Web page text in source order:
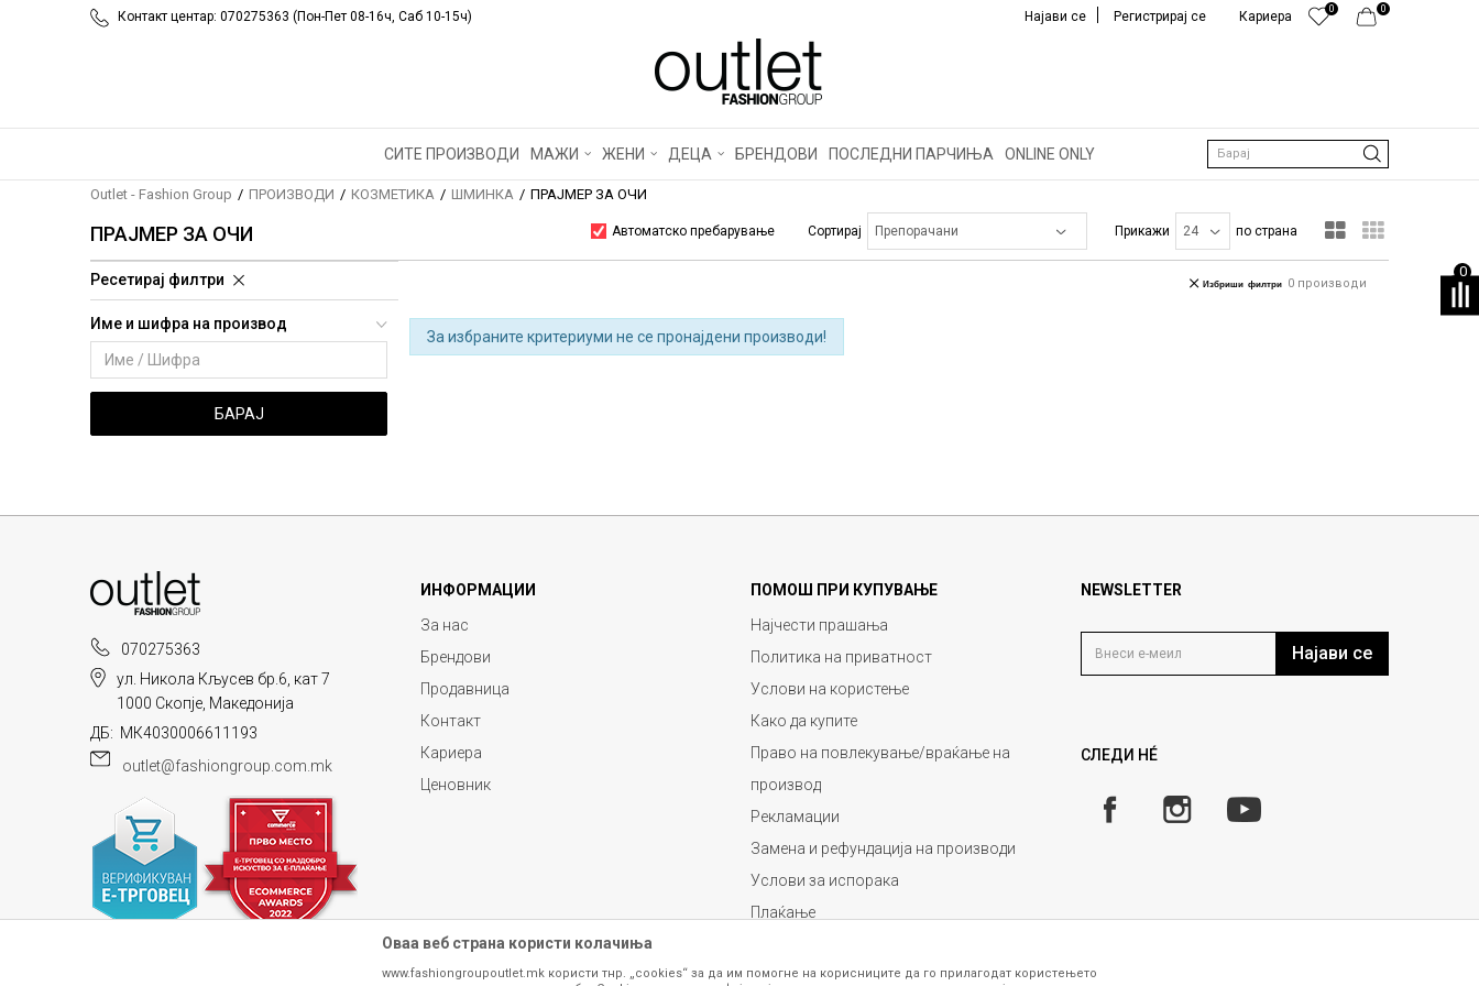
Контакт центар: 070275363 (Пон-Пет 08-16ч, Саб 10-15ч) 0
0
Кариера
Најави се Регистрирај се
СИТЕ ПРОИЗВОДИ МАЖИ ЖЕНИ ДЕЦА БРЕНДОВИ ПОСЛЕДНИ ПАРЧИЊА ONLINE ONLY Барај
0
Outlet - Fashion Group ПРОИЗВОДИ КОЗМЕТИКА ШМИНКА ПРАЈМЕР ЗА ОЧИ
ПРАЈМЕР ЗА ОЧИ Автоматско пребарување Сортирај Прикажи по страна
Ресетирај филтри
Име и шифра на производ
БАРАЈ
0 производи
Избриши филтри
За избраните критериуми не се пронајдени производи!
070275363
ул. Никола Кљусев бр.6, кат 7
1000 Скопје, Македонија
ДБ: МК4030006611193
outlet@fashiongroup.com.mk
ИНФОРМАЦИИ
За нас
Брендови
Продавница
Контакт
Кариера
Ценовник
ПОМОШ ПРИ КУПУВАЊЕ
Најчести прашања
Политика на приватност
Услови на користење
Како да купите
Право на повлекување/враќање на
производ
Рекламации
Замена и рефундација на производи
Услови за испорака
Плаќање
NEWSLETTER
Најави се
СЛЕДИ НÉ
Оваа веб страна користи колачиња
www.fashiongroupoutlet.mk користи тнр. „cookies“ за да им помогне на корисниците да го прилагодат користењето